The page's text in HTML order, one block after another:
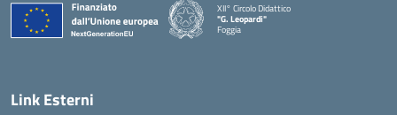
XII° Circolo Didattico
"G. Leopardi"
Foggia
— Visita la pagina iniziale della scuola
Link Esterni